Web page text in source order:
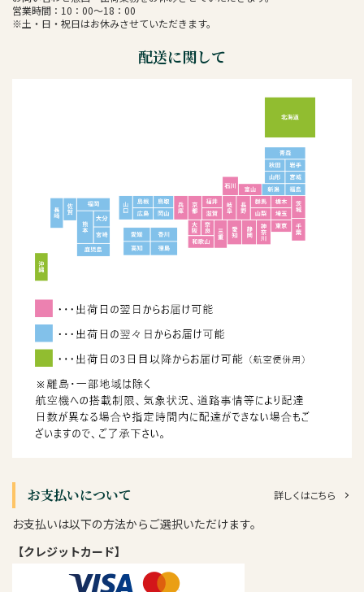
営業時間：10：00～18：00
※土・日・祝日はお休みさせていただきます。
配送に関して
お支払いについて 詳しくはこちら
お支払いは以下の方法からご選択いただけます。
【クレジットカード】